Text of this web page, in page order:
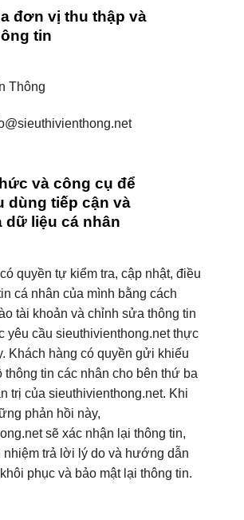
đơn vị thu thập và
tin
Thông
và công cụ để
dùng tiếp cận và
dữ liệu cá nhân
quyền tự kiểm tra, cập nhật, điều
cá nhân của mình bằng cách
tài khoản và chỉnh sửa thông tin
yêu cầu sieuthivienthong.net thực
Khách hàng có quyền gửi khiếu
thông tin các nhân cho bên thứ ba
trị của sieuthivienthong.net. Khi
phản hồi này,
sẽ xác nhận lại thông tin,
nhiệm trả lời lý do và hướng dẫn
phục và bảo mật lại thông tin.